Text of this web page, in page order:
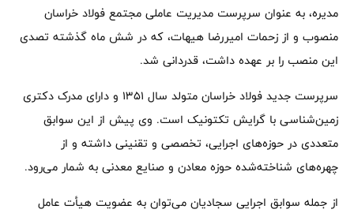
مدیره، به عنوان سرپرست مدیریت عاملی مجتمع فولاد خراسان
منصوب و از زحمات امیررضا هیهات، که در شش ماه گذشته تصدی
این منصب را بر عهده داشت، قدردانی شد.
سرپرست جدید فولاد خراسان متولد سال ۱۳۵۱ و دارای مدرک دکتری
زمین‌شناسی با گرایش تکتونیک است. وی پیش از این سوابق
متعددی در حوزه‌های اجرایی، تخصصی و تقنینی داشته و از
چهره‌های شناخته‌شده حوزه معادن و صنایع معدنی به شمار می‌رود.
از جمله سوابق اجرایی سجادیان می‌توان به عضویت هیأت عامل